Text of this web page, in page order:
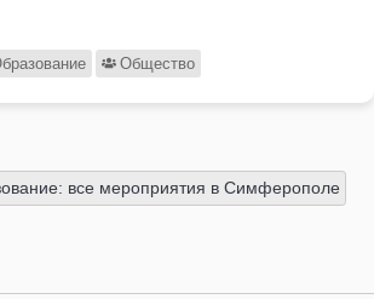
Общество
все мероприятия в Симферополе